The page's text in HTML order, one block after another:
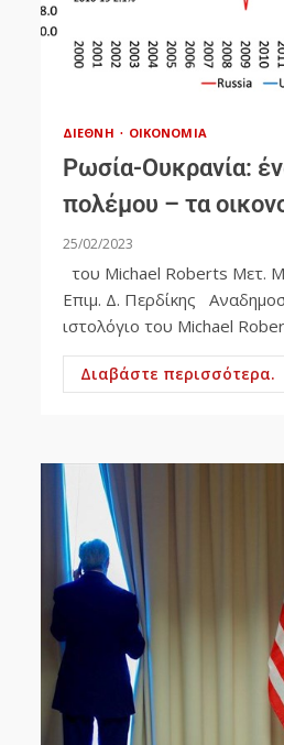
ΔΙΕΘΝΉ ΟΙΚΟΝΟΜΊΑ
Ρωσία-Ουκρανία:
πολέμου – τα
25/02/2023
του Michael Roberts Μετ.
Επιμ. Δ. Περδίκης
ιστολόγιο του Michael
Διαβάστε περισσότερα.